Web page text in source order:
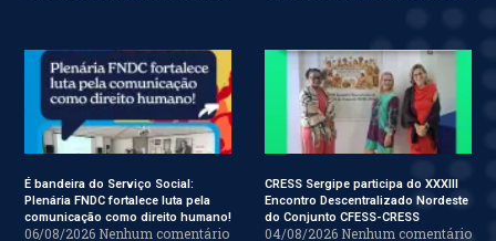
É bandeira do Serviço Social:
Plenária FNDC fortalece luta pela
comunicação como direito humano!
06/08/2026 Nenhum comentário
CRESS Sergipe participa do XXXIII
Encontro Descentralizado Nordeste
do Conjunto CFESS-CRESS
04/08/2026 Nenhum comentário